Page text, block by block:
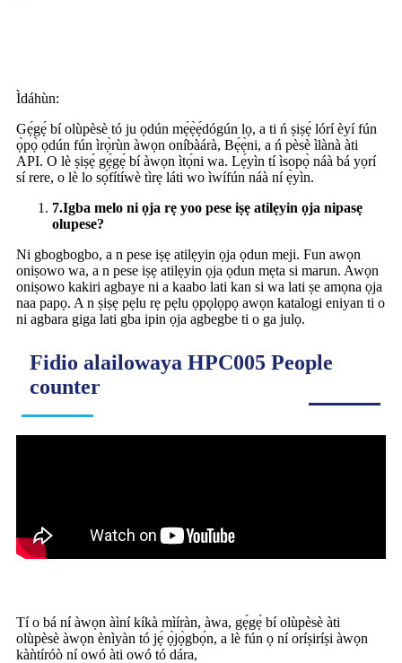
Ìdáhùn:
Gẹ́gẹ́ bí olùpèsè tó ju ọdún mẹ́ẹ̀ẹ́dógún lọ, a ti ń ṣiṣẹ́ lórí èyí fún
ọ̀pọ̀ ọdún fún ìrọ̀rùn àwọn oníbàárà, Bẹ́ẹ̀ni, a ń pèsè ìlànà àti
API. O lè ṣiṣẹ́ gẹ́gẹ́ bí àwọn ìtọ́ni wa. Lẹ́yìn tí ìsopọ̀ náà bá yọrí
sí rere, o lè lo sọ́fítíwè tìrẹ láti wo ìwífún náà ní ẹ̀yìn.
7.Igba melo ni ọja rẹ yoo pese iṣẹ atilẹyin ọja nipasẹ
olupese?
Ni gbogbogbo, a n pese iṣẹ atilẹyin ọja ọdun meji. Fun awọn
oniṣowo wa, a n pese iṣẹ atilẹyin ọja ọdun mẹta si marun. Awọn
oniṣowo kakiri agbaye ni a kaabo lati kan si wa lati ṣe amọna ọja
naa papọ. A n ṣiṣẹ pẹlu rẹ pẹlu ọpọlọpọ awọn katalogi eniyan ti o
ni agbara giga lati gba ipin ọja agbegbe ti o ga julọ.
Fidio alailowaya HPC005 People
counter
Tí o bá ní àwọn àìní kíkà mìíràn, àwa, gẹ́gẹ́ bí olùpèsè àti
olùpèsè àwọn ènìyàn tó jẹ́ ọ̀jọ̀gbọ́n, a lè fún ọ ní oríṣiríṣi àwọn
kàǹtíróò ní owó àti owó tó dára,